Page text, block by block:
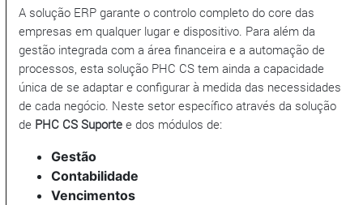
A solução ERP garante o controlo completo do core das
empresas em qualquer lugar e dispositivo. Para além da
gestão integrada com a área financeira e a automação de
processos, esta solução PHC CS tem ainda a capacidade
única de se adaptar e configurar à medida das necessidades
de cada negócio. Neste setor específico através da solução
de PHC CS Suporte e dos módulos de:
Gestão
Contabilidade
Vencimentos